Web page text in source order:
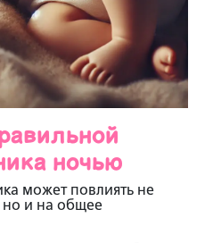
ночью
может повлиять не
но и на общее